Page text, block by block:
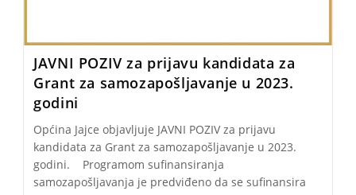
JAVNI POZIV za prijavu kandidata za
Grant za samozapošljavanje u 2023.
godini
Općina Jajce objavljuje JAVNI POZIV za prijavu
kandidata za Grant za samozapošljavanje u 2023.
godini. Programom sufinansiranja
samozapošljavanja je predviđeno da se sufinansira